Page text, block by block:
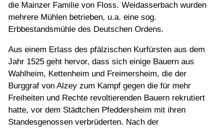
die Mainzer Familie von Floss. Weidasserbach wurden
mehrere Mühlen betrieben, u.a. eine sog.
Erbbestandsmühle des Deutschen Ordens.
Aus einem Erlass des pfälzischen Kurfürsten aus dem
Jahr 1525 geht hervor, dass sich einige Bauern aus
Wahlheim, Kettenheim und Freimersheim, die der
Burggraf von Alzey zum Kampf gegen die für mehr
Freiheiten und Rechte revoltierenden Bauern rekrutiert
hatte, vor dem Städtchen Pfeddersheim mit ihren
Standesgenossen verbrüderten. Nach der